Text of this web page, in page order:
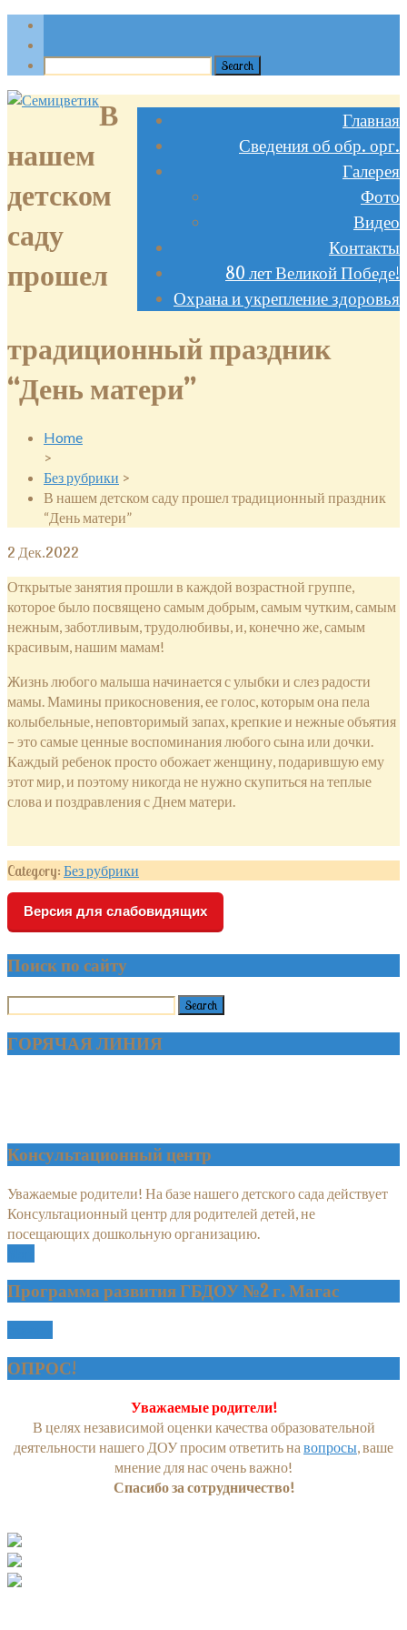
Главная
Сведения об обр. орг.
Галерея
Фото
Видео
Контакты
80 лет Великой Победе!
Охрана и укрепление здоровья
В
нашем
детском
саду
прошел
традиционный праздник
“День матери”
Home
>
Без рубрики >
В нашем детском саду прошел традиционный праздник
“День матери”
2 Дек.2022
Открытые занятия прошли в каждой возрастной группе,
которое было посвящено самым добрым, самым чутким, самым
нежным, заботливым, трудолюбивы, и, конечно же, самым
красивым, нашим мамам!
Жизнь любого малыша начинается с улыбки и слез радости
мамы. Мамины прикосновения, ее голос, которым она пела
колыбельные, неповторимый запах, крепкие и нежные объятия
– это самые ценные воспоминания любого сына или дочки.
Каждый ребенок просто обожает женщину, подарившую ему
этот мир, и поэтому никогда не нужно скупиться на теплые
слова и поздравления с Днем матери.
Category: Без рубрики
Версия для слабовидящих
Поиск по сайту
ГОРЯЧАЯ ЛИНИЯ
Консультационный центр
Уважаемые родители! На базе нашего детского сада действует
Консультационный центр для родителей детей, не
посещающих дошкольную организацию.
Программа развития ГБДОУ №2 г. Магас
ОПРОС!
Уважаемые родители!
В целях независимой оценки качества образовательной
деятельности нашего ДОУ просим ответить на вопросы , ваше
мнение для нас очень важно!
Спасибо за сотрудничество!